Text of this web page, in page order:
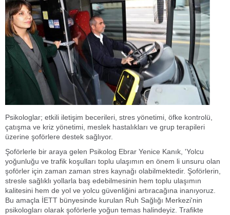
Psikologlar; etkili iletişim becerileri, stres yönetimi, öfke kontrolü,
çatışma ve kriz yönetimi, meslek hastalıkları ve grup terapileri
üzerine şoförlere destek sağlıyor.
Şoförlerle bir araya gelen Psikolog Ebrar Yenice Kanık, 'Yolcu
yoğunluğu ve trafik koşulları toplu ulaşımın en önem li unsuru olan
şoförler için zaman zaman stres kaynağı olabilmektedir. Şoförlerin,
stresle sağlıklı yollarla baş edebilmesinin hem toplu ulaşımın
kalitesini hem de yol ve yolcu güvenliğini artıracağına inanıyoruz.
Bu amaçla İETT bünyesinde kurulan Ruh Sağlığı Merkezi'nin
psikologları olarak şoförlerle yoğun temas halindeyiz. Trafikte